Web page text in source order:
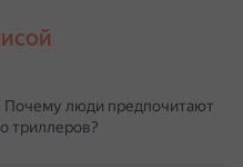
Почему люди предпочитают
триллеров?